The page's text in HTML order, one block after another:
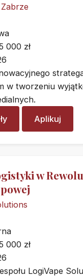
000 zł
w tworzeniu
Aplikuj
w
000 zł
LogiVape